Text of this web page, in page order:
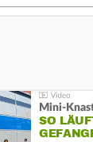
Mini-
SO